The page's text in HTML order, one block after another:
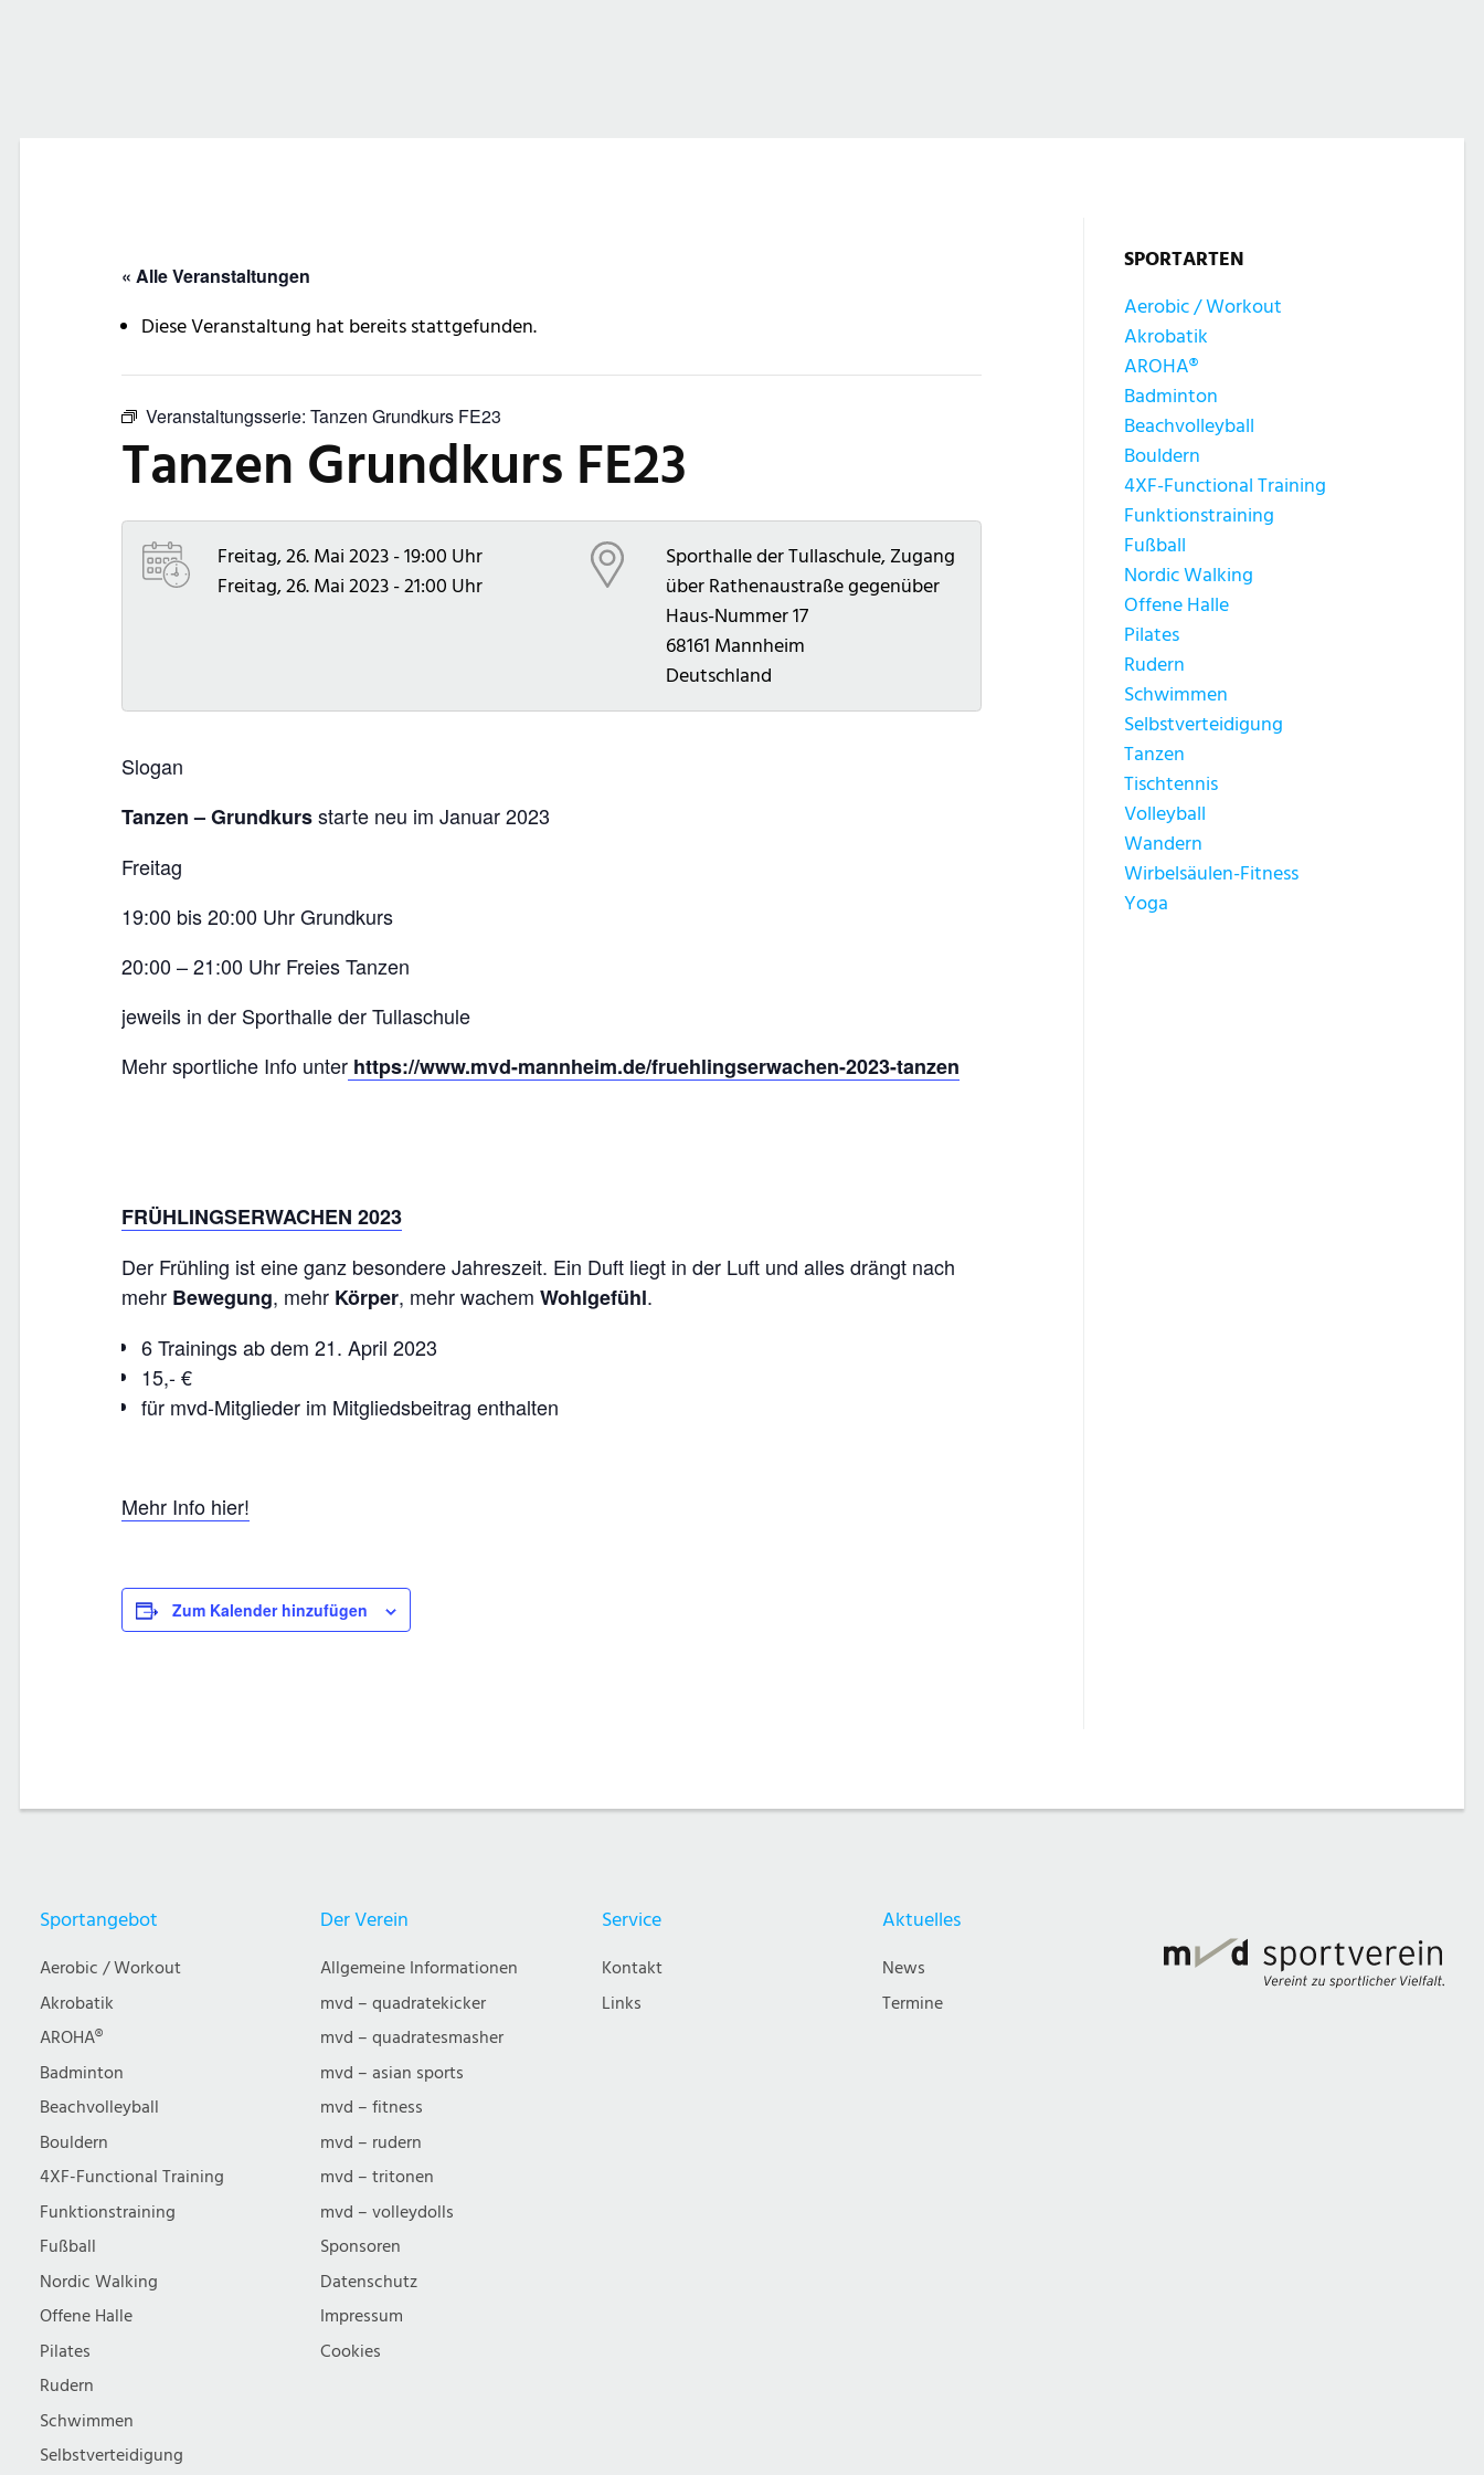
« Alle Veranstaltungen
Diese Veranstaltung hat bereits stattgefunden.
Veranstaltungsserie: Tanzen Grundkurs FE23
Tanzen Grundkurs FE23
Freitag, 26. Mai 2023 - 19:00 Uhr
Freitag, 26. Mai 2023 - 21:00 Uhr
Sporthalle der Tullaschule, Zugang
über Rathenaustraße gegenüber
Haus-Nummer 17
68161 Mannheim
Deutschland
Slogan
Tanzen – Grundkursstarte neu im Januar 2023
Freitag
19:00 bis 20:00 Uhr Grundkurs
20:00 – 21:00 Uhr Freies Tanzen
jeweils in der Sporthalle der Tullaschule
Mehr sportliche Info unter https://www.mvd-mannheim.de/fruehlingserwachen-2023-tanzen
FRÜHLINGSERWACHEN 2023
Der Frühling ist eine ganz besondere Jahreszeit. Ein Duft liegt in der Luft und alles drängt nach
mehr Bewegung, mehr Körper, mehr wachem Wohlgefühl.
6 Trainings ab dem 21. April 2023
15,- €
für mvd-Mitglieder im Mitgliedsbeitrag enthalten
Mehr Info hier!
Zum Kalender hinzufügen
SPORTARTEN
Aerobic / Workout
Akrobatik
AROHA®
Badminton
Beachvolleyball
Bouldern
4XF-Functional Training
Funktionstraining
Fußball
Nordic Walking
Offene Halle
Pilates
Rudern
Schwimmen
Selbstverteidigung
Tanzen
Tischtennis
Volleyball
Wandern
Wirbelsäulen-Fitness
Yoga
Sportangebot
Aerobic / Workout
Akrobatik
AROHA®
Badminton
Beachvolleyball
Bouldern
4XF-Functional Training
Funktionstraining
Fußball
Nordic Walking
Offene Halle
Pilates
Rudern
Schwimmen
Selbstverteidigung
Der Verein
Allgemeine Informationen
mvd – quadratekicker
mvd – quadratesmasher
mvd – asian sports
mvd – fitness
mvd – rudern
mvd – tritonen
mvd – volleydolls
Sponsoren
Datenschutz
Impressum
Cookies
Service
Kontakt
Links
Aktuelles
News
Termine